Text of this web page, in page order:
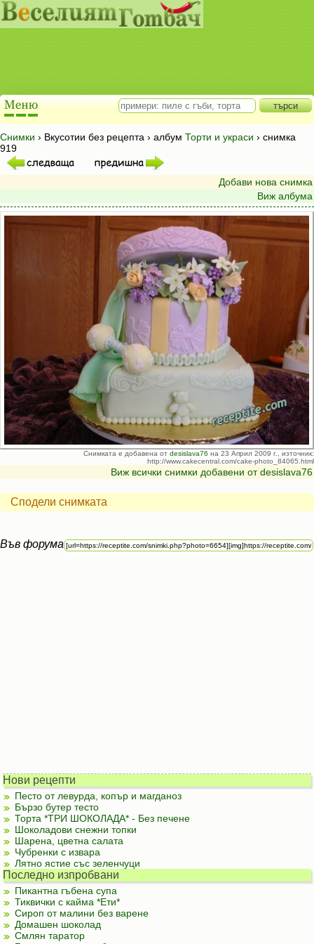
Снимки › Вкусотии без рецепта › албум Торти и украси › снимка
919
Добави нова снимка
Виж албума
Снимката е добавена от desislava76 на 23 Април 2009 г., източник:
http://www.cakecentral.com/cake-photo_84065.html
Виж всички снимки добавени от desislava76
Сподели снимката
Във форума
Нови рецепти
Песто от левурда, копър и магданоз
Бързо бутер тесто
Торта *ТРИ ШОКОЛАДА* - Без печене
Шоколадови снежни топки
Шарена, цветна салата
Чубренки с извара
Лятно ястие със зеленчуци
Последно изпробвани
Пикантна гъбена супа
Тиквички с кайма *Ети*
Сироп от малини без варене
Домашен шоколад
Смлян таратор